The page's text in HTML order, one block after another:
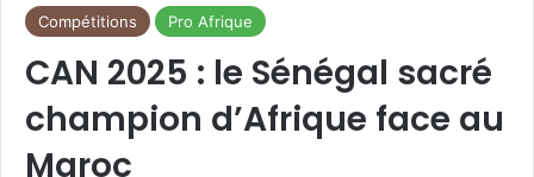
Compétitions Pro Afrique
CAN 2025 : le Sénégal sacré
champion d’Afrique face au
Maroc